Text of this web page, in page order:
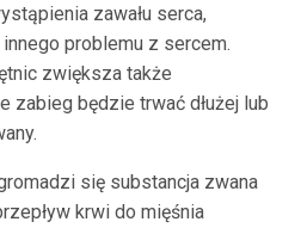
zawału serca,
problemu z sercem.
zwiększa także
zabieg będzie trwać dłużej lub
się substancja zwana
krwi do mięśnia